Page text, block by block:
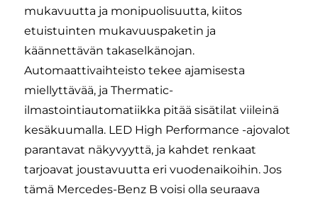
mukavuutta ja monipuolisuutta, kiitos
etuistuinten mukavuuspaketin ja
käännettävän takaselkänojan.
Automaattivaihteisto tekee ajamisesta
miellyttävää, ja Thermatic-
ilmastointiautomatiikka pitää sisätilat viileinä
kesäkuumalla. LED High Performance -ajovalot
parantavat näkyvyyttä, ja kahdet renkaat
tarjoavat joustavuutta eri vuodenaikoihin. Jos
tämä Mercedes-Benz B voisi olla seuraava